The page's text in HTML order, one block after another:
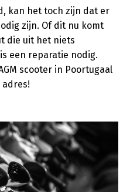
kan het toch zijn dat er
zijn. Of dit nu komt
die uit het niets
een reparatie nodig.
scooter in Poortugaal